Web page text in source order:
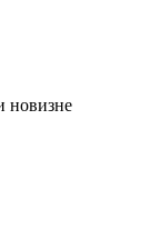
новизне